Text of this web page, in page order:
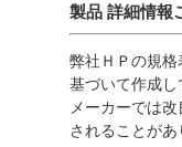
製品 詳細情報
弊社ＨＰの規
基づいて作成し
メーカーでは
されることがあ